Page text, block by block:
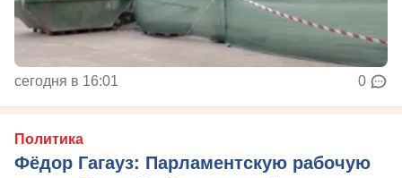
сегодня в 16:01 0
Политика
Фёдор Гагауз: Парламентскую рабочую